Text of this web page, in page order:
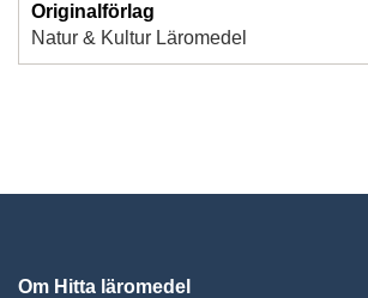
Originalförlag
Natur & Kultur Läromedel
Om Hitta läromedel